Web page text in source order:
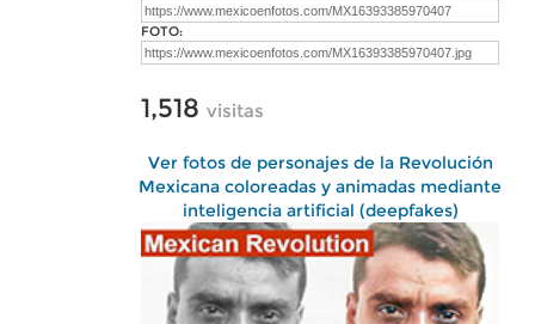
FOTO:
1,518 visitas
Ver fotos de personajes de la Revolución
Mexicana coloreadas y animadas mediante
inteligencia artificial (deepfakes)